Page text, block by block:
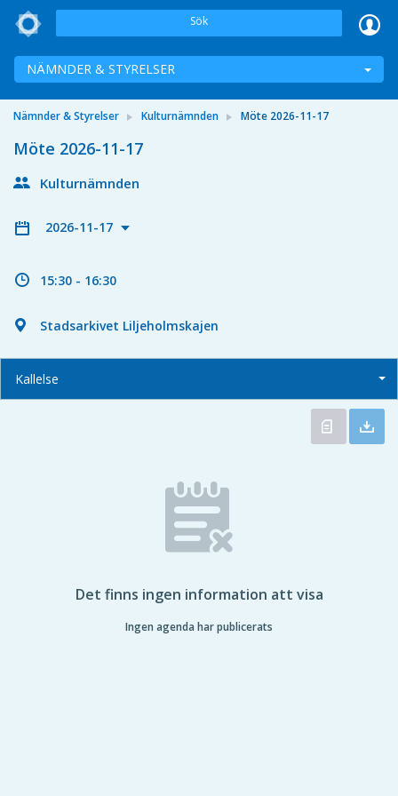
Sök
NÄMNDER & STYRELSER
Nämnder & Styrelser Kulturnämnden Möte 2026-11-17
Möte 2026-11-17
Kulturnämnden
2026-11-17
15:30 - 16:30
Stadsarkivet Liljeholmskajen
Kallelse
Det finns ingen information att visa
Ingen agenda har publicerats